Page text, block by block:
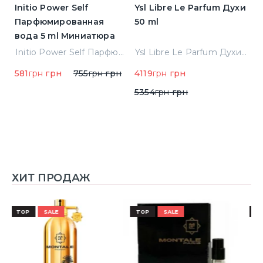
Initio Power Self
Парфюмированная
вода 5 ml Миниатюра
Initio Power Self Парфюмированная вода 5 ml Миниатюра
581 грн грн 755грнгрн
Ysl Libre Le Parfum Духи
50 ml
Ysl Libre Le Parfum Духи 50 ml
4119грн грн
5354грнгрн
ХИТ ПРОДАЖ
TOP SALE TOP SALE